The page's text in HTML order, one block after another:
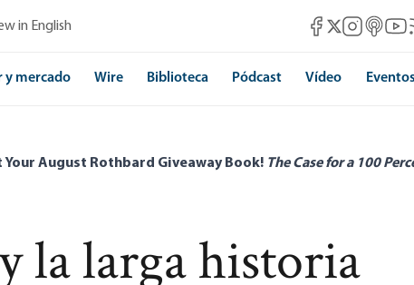
in English Mises Facebook
Mises X
MisesMises
y mercado Wire Biblioteca Pódcast Vídeo Eventos
Your August Rothbard Giveaway Book! The Case for a 100
la larga historia